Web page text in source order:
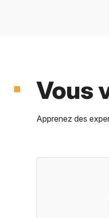
Vous
Apprenez des